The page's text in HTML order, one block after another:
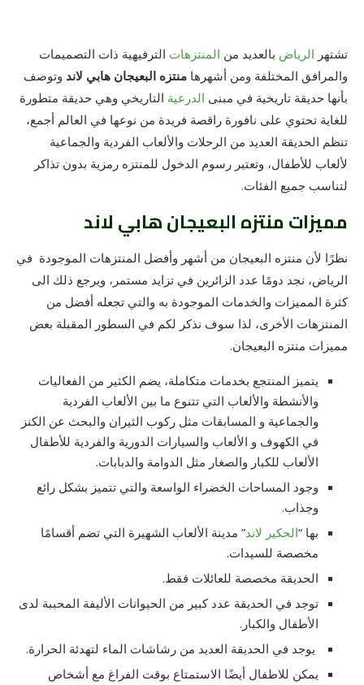
تشتهر الرياض بالعديد من المنتزهات الترفيهية ذات التصميمات
والمرافق المختلفة ومن أشهرها منتزه البعيجان هابي لاند وتوصف
بأنها حديقة تاريخية في مبنى الدرعية التاريخي وهي حديقة متطورة
للغاية تحتوي على نافورة راقصة فريدة من نوعها في العالم أجمع،
تنظم الحديقة العديد من الرحلات والألعاب الفردية والجماعية
لألعاب للأطفال، وتعتبر رسوم الدخول للمنتزه رمزية بدون تذاكر
لتناسب جميع الفئات.
مميزات منتزه البعيجان هابي لاند
نظرًا لأن منتزه البعيجان من أشهر وأفضل المنتزهات الموجودة في
الرياض، نجد دومًا عدد الزائرين في تزايد مستمر، ويرجع ذلك الى
كثرة المميزات والخدمات الموجودة به والتي تجعله أفضل من
المنتزهات الأخرى، لذا سوف نذكر لكم في السطور المقبلة بعض
مميزات منتزه البعيجان.
يتميز المنتجع بخدمات متكاملة، يضم الكثير من الفعاليات
والأنشطة والألعاب التي تتنوع ما بين الألعاب الفردية
والجماعية و المسابقات مثل ركوب الثيران والبحث عن الكنز
في الكهوف و الألعاب والسيارات الدورية والفردية للأطفال
الألعاب للكبار والصغار مثل الدوامة والدبابات.
وجود المساحات الخضراء الواسعة والتي تتميز بشكل رائع
وجذاب.
بها “الحكير لاند” مدينة الألعاب الشهيرة التي تضم أقسامًا
مخصصة للسيدات.
الحديقة مخصصة للعائلات فقط.
توجد في الحديقة عدد كبير من الحيوانات الأليفة المحببة لدى
الأطفال والكبار.
يوجد في الحديقة العديد من رشاشات الماء لتهدئة الحرارة.
يمكن للاطفال أيضًا الاستمتاع بوقت الفراغ مع أشخاص